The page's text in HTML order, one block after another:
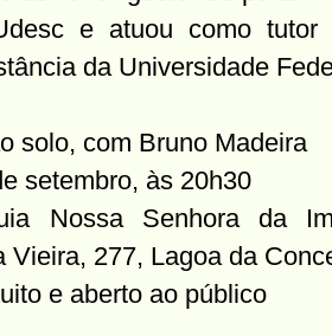
e atuou como
da Universidade
solo, com Bruno Madeira
setembro, às 20h30
Nossa Senhora da
Vieira, 277, Lagoa da
e aberto ao público